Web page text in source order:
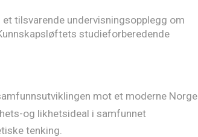
tilsvarende undervisningsopplegg om
studieforberedende
mot et moderne Norge
og likhetsideal i samfunnet
tenking.